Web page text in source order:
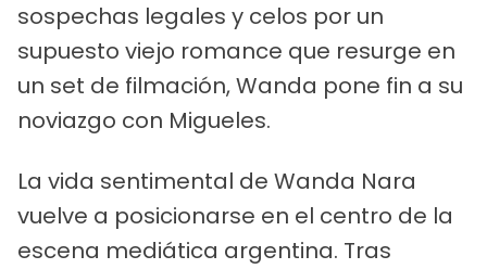
sospechas legales y celos por un
supuesto viejo romance que resurge en
un set de filmación, Wanda pone fin a su
noviazgo con Migueles.
La vida sentimental de Wanda Nara
vuelve a posicionarse en el centro de la
escena mediática argentina. Tras